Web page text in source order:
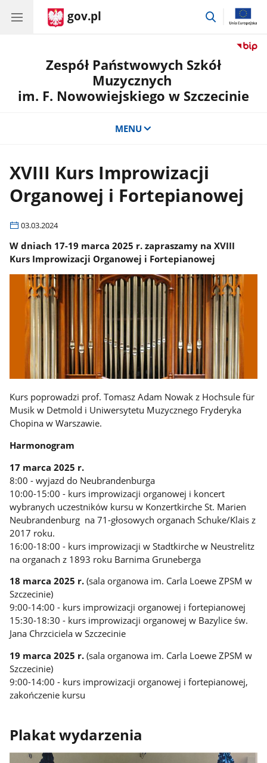
gov.pl
przejdź
Zespół Państwowych Szkół
Muzycznych
im. F. Nowowiejskiego w Szczecinie
MENU
XVIII Kurs Improwizacji
Organowej i Fortepianowej
03.03.2024
W dniach 17-19 marca 2025 r. zapraszamy na XVIII
Kurs Improwizacji Organowej i Fortepianowej
Kurs poprowadzi prof. Tomasz Adam Nowak z Hochsule für
Musik w Detmold i Uniwersytetu Muzycznego Fryderyka
Chopina w Warszawie.
Harmonogram
17 marca 2025 r.
8:00 - wyjazd do Neubrandenburga
10:00-15:00 - kurs improwizacji organowej i koncert
wybranych uczestników kursu w Konzertkirche St. Marien
Neubrandenburg na 71-głosowych organach Schuke/Klais z
2017 roku.
16:00-18:00 - kurs improwizacji w Stadtkirche w Neustrelitz
na organach z 1893 roku Barnima Gruneberga
18 marca 2025 r. (sala organowa im. Carla Loewe ZPSM w
Szczecinie)
9:00-14:00 - kurs improwizacji organowej i fortepianowej
15:30-18:30 - kurs improwizacji organowej w Bazylice św.
Jana Chrzciciela w Szczecinie
19 marca 2025 r. (sala organowa im. Carla Loewe ZPSM w
Szczecinie)
9:00-14:00 - kurs improwizacji organowej i fortepianowej,
zakończenie kursu
Plakat wydarzenia